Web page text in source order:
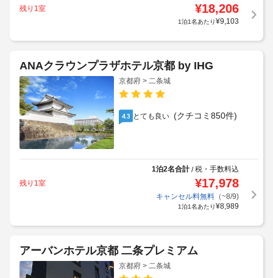
残り1室
¥18,206
1泊1名あたり¥9,103
ANAクラウンプラザホテル京都 by IHG
京都府 > 二条城
4.3 とても良い (クチコミ850件)
1泊2名合計/税・手数料込
残り1室
¥17,978
キャンセル料無料（~8/9)
1泊1名あたり¥8,989
アーバンホテル京都 二条プレミアム
京都府 > 二条城